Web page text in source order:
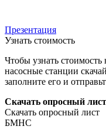
Презентация
Узнать стоимость
Чтобы узнать
насосные станции
заполните его и
Скачать опросный
Скачать опросный лист
БМНС